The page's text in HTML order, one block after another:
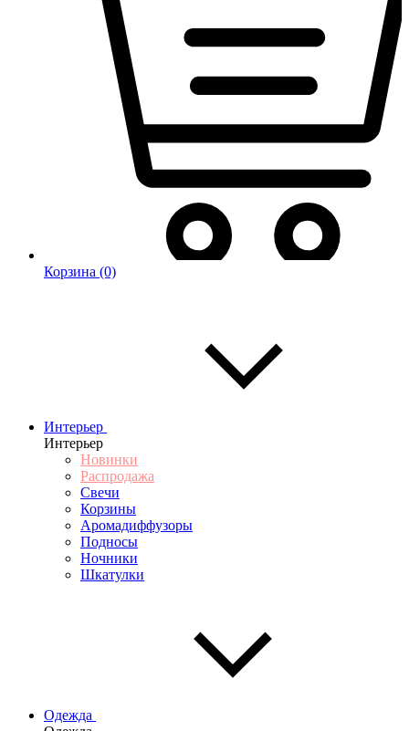
Корзина (0)
Интерьер
Интерьер
Новинки
Распродажа
Свечи
Корзины
Аромадиффузоры
Подносы
Ночники
Шкатулки
Одежда